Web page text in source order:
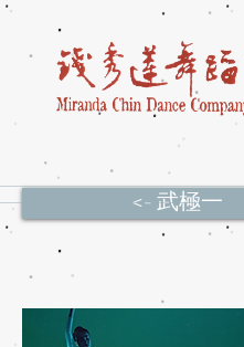
<- 武極一